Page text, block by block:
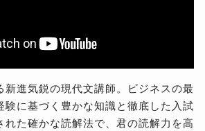
新進気鋭の現代文講師。ビジネスの最
験に基づく豊かな知識と徹底した入試
れた確かな読解法で、君の読解力を高